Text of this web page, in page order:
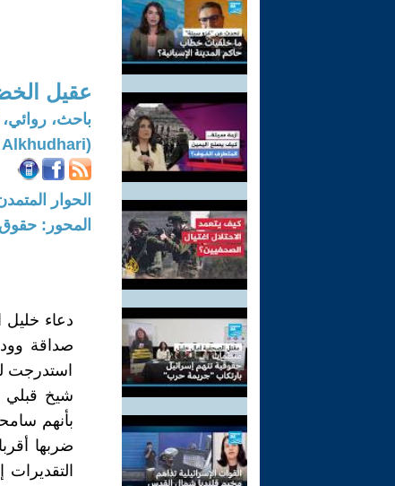
عقيل
باحث،
(Aqeel Alkhudhari)
الحوار المتمدن-العدد: 8288 -
المحور:
دعاء خليل
صداقة
استدرجت
شيخ قبلي
بأنهم
ضربها